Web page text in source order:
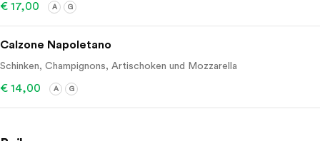
€ 17,00 A G
Calzone Napoletano
Schinken, Champignons, Artischoken und Mozzarella
€ 14,00 A G